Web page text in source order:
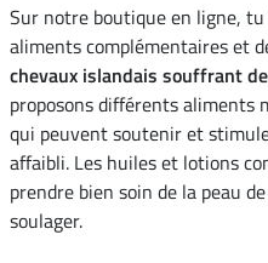
Sur notre boutique en ligne,
aliments complémentaires et
chevaux islandais souffrant
proposons différents aliments
qui peuvent soutenir et
affaibli. Les huiles et lotions
prendre bien soin de la peau
soulager.